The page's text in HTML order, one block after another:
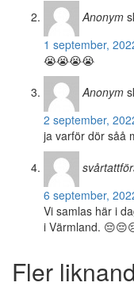
Anonym
1 september,
😭😭😭😭
Anonym
2 september,
ja varför dör såå
6 september,
Vi samlas här i
i Värmland.
Fler